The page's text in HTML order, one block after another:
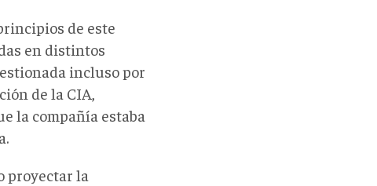
de este
en distintos
incluso por
de la CIA,
la compañía estaba
proyectar la